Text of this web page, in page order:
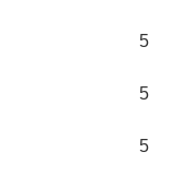
5
5
5